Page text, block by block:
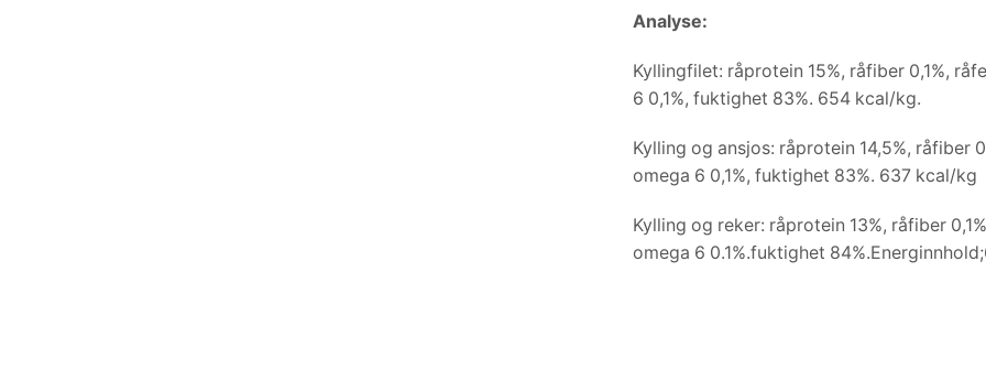
Analyse:
Kyllingfilet: råprotein 15%, råfiber 0,1%,
6 0,1%, fuktighet 83%. 654 kcal/kg.
Kylling og ansjos: råprotein 14,5%, råfiber
omega 6 0,1%, fuktighet 83%. 637 kcal/kg
Kylling og reker: råprotein 13%, råfiber
omega 6 0.1%.fuktighet